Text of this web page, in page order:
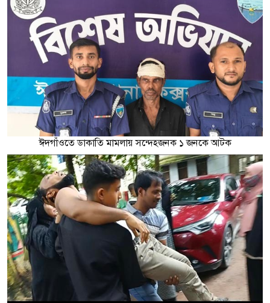
ঈদগাঁওতে ডাকাতি মামলায় সন্দেহজনক ১ জনকে আটক